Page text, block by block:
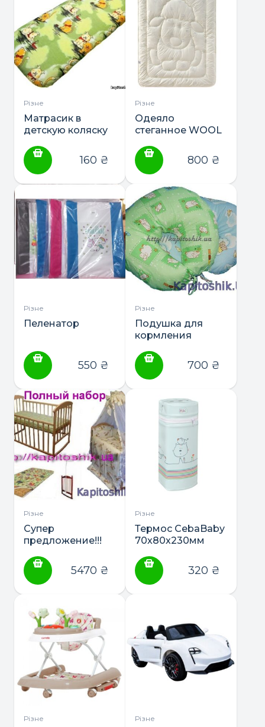
Різне
Матрасик в
детскую коляску
160 ₴
Різне
Одеяло
стеганное WOOL
Овечка
800 ₴
Різне
Пеленатор
550 ₴
Різне
Подушка для
кормления
700 ₴
Різне
Супер
предложение!!!
матрас+полный
комплект
постельного+держатель
5470 ₴
Різне
Термос CebaBaby
70х80х230мм
320 ₴
Різне Різне